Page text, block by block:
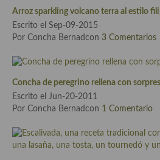
Aperitivos
Bebidas
Bocadillos, hamburguesas, sándwich,
Entrantes y primeros platos
Entrantes
Arroz sparkling volcano terra al estilo
Escrito el Sep-09-2015
Por Concha Bernadcon 3 Comentarios
Concha de peregrino rellena con
Escrito el Jun-20-2011
Por Concha Bernadcon 1 Comentario